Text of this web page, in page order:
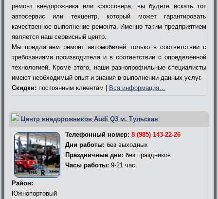
ремонт внедорожника или кроссовера, вы будете искать тот
автосервис или техцентр, который может гарантировать
качественное выполнение ремонта. Именно таким предприятием
является наш сервисный центр.
Мы предлагаем ремонт автомобилей только в соответствии с
требованиями производителя и в соответствии с определенной
технологией. Кроме этого, наши разнопрофильные специалисты
имеют необходимый опыт и знания в выполнении данных услуг.
Скидки: постоянным клиентам | Вся информация…
Центр внедорожников Audi Q3 м. Тульская
Телефонный номер: 8 (985) 143-22-26
Дни работы: без выходных
Праздничные дни: без праздников
Часы работы: 9-21 час.
Район:
Южнопортовый